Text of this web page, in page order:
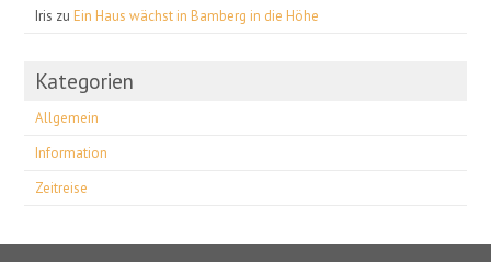
Iris zu Ein Haus wächst in Bamberg in die Höhe
Kategorien
Allgemein
Information
Zeitreise